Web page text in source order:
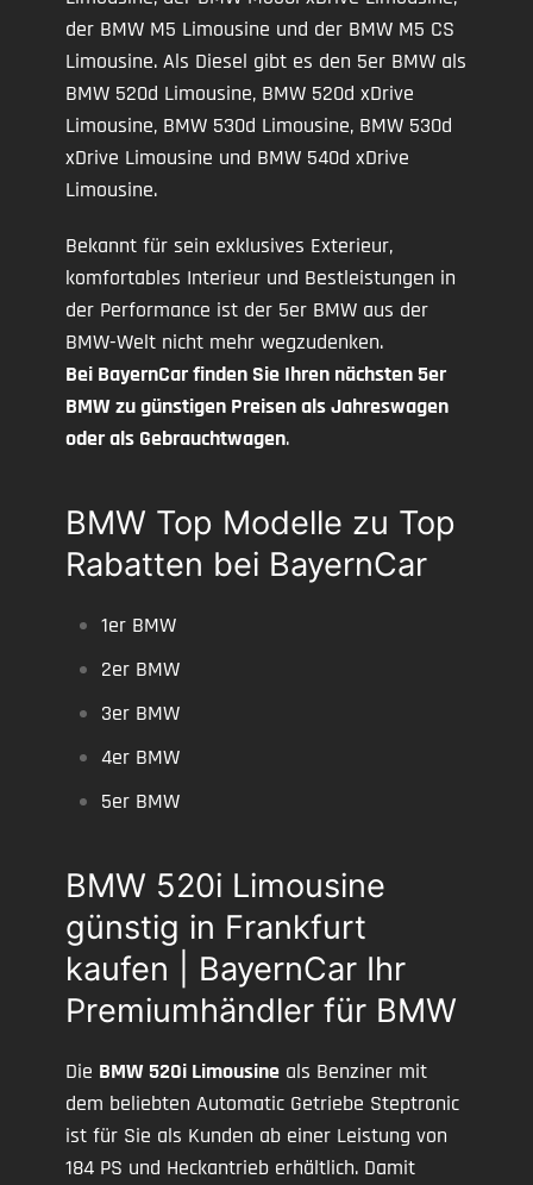
der BMW M5 Limousine und der BMW M5 CS
Limousine. Als Diesel gibt es den 5er BMW als
BMW 520d Limousine, BMW 520d xDrive
Limousine, BMW 530d Limousine, BMW 530d
xDrive Limousine und BMW 540d xDrive
Limousine.
Bekannt für sein exklusives Exterieur,
komfortables Interieur und Bestleistungen in
der Performance ist der 5er BMW aus der
BMW-Welt nicht mehr wegzudenken.
Bei BayernCar finden Sie Ihren nächsten 5er
BMW zu günstigen Preisen als Jahreswagen
oder als Gebrauchtwagen.
BMW Top Modelle zu Top
Rabatten bei BayernCar
1er BMW
2er BMW
3er BMW
4er BMW
5er BMW
BMW 520i Limousine
günstig in Frankfurt
kaufen | BayernCar Ihr
Premiumhändler für BMW
Die BMW 520i Limousine als Benziner mit
dem beliebten Automatic Getriebe Steptronic
ist für Sie als Kunden ab einer Leistung von
184 PS und Heckantrieb erhältlich. Damit